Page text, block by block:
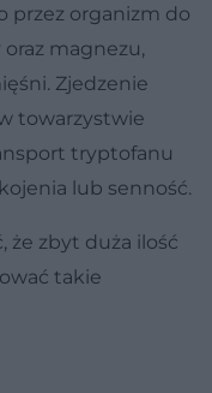
przez organizm do
magnezu,
Zjedzenie
towarzystwie
tryptofanu
lub senność.
że zbyt duża ilość
takie